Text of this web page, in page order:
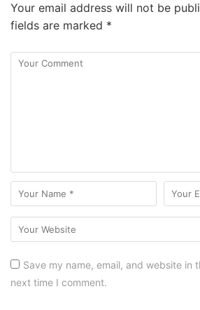
Your email address will not be
fields are marked *
Save my name, email, and website in
next time I comment.